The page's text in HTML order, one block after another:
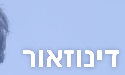
דינוזאור